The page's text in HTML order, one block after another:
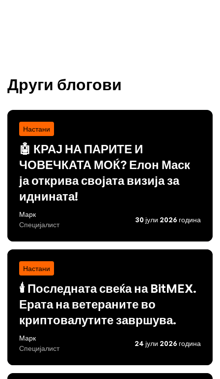
Други блогови
Настани
🤖 КРАЈ НА ПАРИТЕ И
ЧОВЕЧКАТА МОЌ? Елон Маск
ја открива својата визија за
иднината!
Марк
Специјалист
30 јули 2026 година
Настани
🕯️ Последната свеќа на BitMEX.
Ерата на ветераните во
криптовалутите завршува.
Марк
Специјалист
24 јули 2026 година